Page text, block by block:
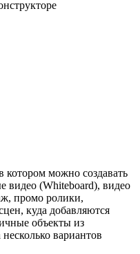
можно создавать
видео (Whiteboard), видео
промо ролики,
куда добавляются
объекты из
вариантов